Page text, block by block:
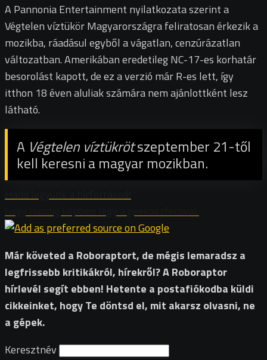
A Pannonia Entertainment nyilatkozata szerint a
Végtelen víztükör Magyarországra feliratosan érkezik a
mozikba, ráadásul egyből a vágatlan, cenzúrázatlan
változatban. Amerikában eredetileg NC-17-es korhatár
besorolást kapott, de ez a verzió már R-es lett, így
itthon 18 éven aluliak számára nem ajánlottként lesz
látható.
A Végtelen víztükrötszeptember 21-től
kell keresni a magyar mozikban.
Már követed a Roboraptort, de mégis lemaradsz a
legfrissebb kritikákról, hírekről? A Roboraptor
hírlevél segít ebben! Hetente a postafiókodba küldi
cikkeinket, hogy Te döntsd el, mit akarsz olvasni, ne
a gépek.
Keresztnév